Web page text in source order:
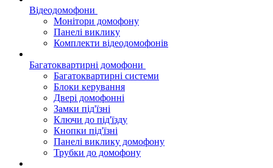
Відеодомофони
Монітори домофону
Панелі виклику
Комплекти відеодомофонів
Багатоквартирні домофони
Багатоквартирні системи
Блоки керування
Двері домофонні
Замки під'їзні
Ключи до під'їзду
Кнопки під'їзні
Панелі виклику домофону
Трубки до домофону